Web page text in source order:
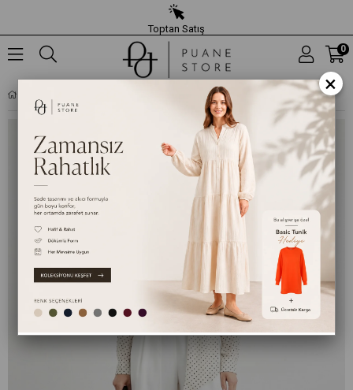
Toptan Satış
0
×